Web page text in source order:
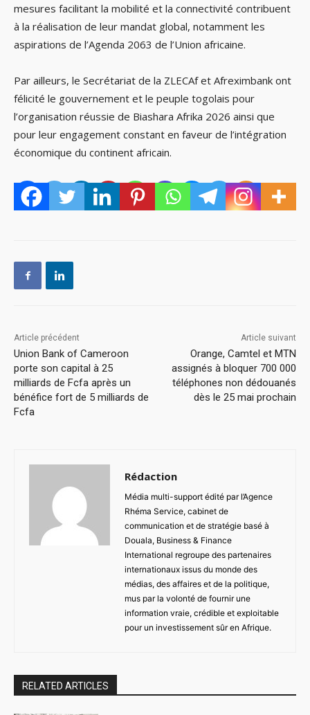
mesures facilitant la mobilité et la connectivité contribuent
à la réalisation de leur mandat global, notamment les
aspirations de l’Agenda 2063 de l’Union africaine.
Par ailleurs, le Secrétariat de la ZLECAf et Afreximbank ont
félicité le gouvernement et le peuple togolais pour
l’organisation réussie de Biashara Afrika 2026 ainsi que
pour leur engagement constant en faveur de l’intégration
économique du continent africain.
Article précédent
Union Bank of Cameroon
porte son capital à 25
milliards de Fcfa après un
bénéfice fort de 5 milliards de
Fcfa
Article suivant
Orange, Camtel et MTN
assignés à bloquer 700 000
téléphones non dédouanés
dès le 25 mai prochain
Rédaction
Média multi-support édité par l’Agence
Rhéma Service, cabinet de
communication et de stratégie basé à
Douala, Business & Finance
International regroupe des partenaires
internationaux issus du monde des
médias, des affaires et de la politique,
mus par la volonté de fournir une
information vraie, crédible et exploitable
pour un investissement sûr en Afrique.
RELATED ARTICLES